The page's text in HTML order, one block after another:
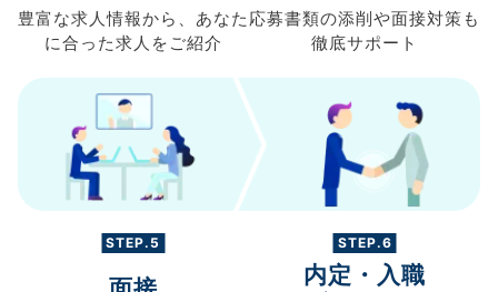
豊富な求人情報から、 あなた
に合った求人を ご紹介
応募書類の添削や面接対策も
徹底サポート
STEP.5 STEP.6
内定・入職